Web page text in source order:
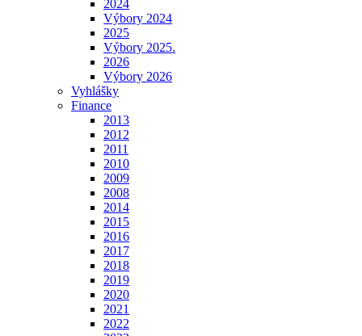
2024
Výbory 2024
2025
Výbory 2025.
2026
Výbory 2026
Vyhlášky
Finance
2013
2012
2011
2010
2009
2008
2014
2015
2016
2017
2018
2019
2020
2021
2022